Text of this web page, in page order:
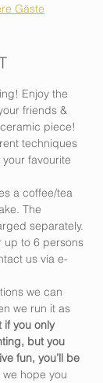
Gäste
Enjoy the
friends &
piece!
techniques
favourite
a coffee/tea
The
separately.
up to 6 persons
us via e-
we can
we run it as
if you only
but you
fun, you’ll be
we hope you